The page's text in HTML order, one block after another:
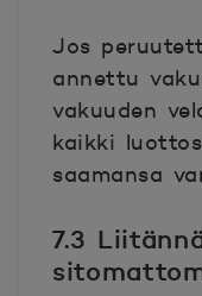
Jos
annettu
vakuuden
kaikki
saamansa
7.3